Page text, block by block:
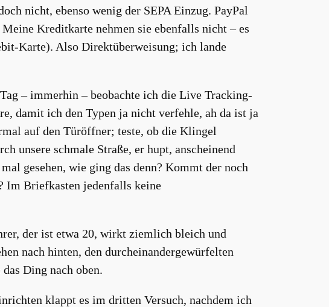
nicht, ebenso wenig der SEPA Einzug. PayPal
Kreditkarte nehmen sie ebenfalls nicht – es
Karte). Also Direktüberweisung; ich lande
– immerhin – beobachte ich die Live Tracking-
damit ich den Typen ja nicht verfehle, ah da ist ja
auf den Türöffner; teste, ob die Klingel
unsere schmale Straße, er hupt, anscheinend
gesehen, wie ging das denn? Kommt der noch
Im Briefkasten jedenfalls keine
der ist etwa 20, wirkt ziemlich bleich und
nach hinten, den durcheinandergewürfelten
Ding nach oben.
klappt es im dritten Versuch, nachdem ich